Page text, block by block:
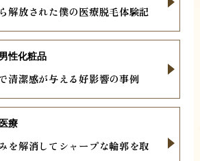
解放された僕の医療脱毛体験記
清潔感が与える好影響の事例
男性化粧品
を解消してシャープな輪郭を取
医療